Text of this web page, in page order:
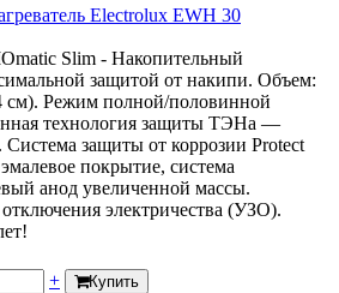
Electrolux EWH 30
Slim - Накопительный
защитой от накипи. Объем:
см). Режим полной/половинной
технология защиты ТЭНа —
Система защиты от коррозии Protect
покрытие, система
анод увеличенной массы.
электричества (УЗО).
+ Купить